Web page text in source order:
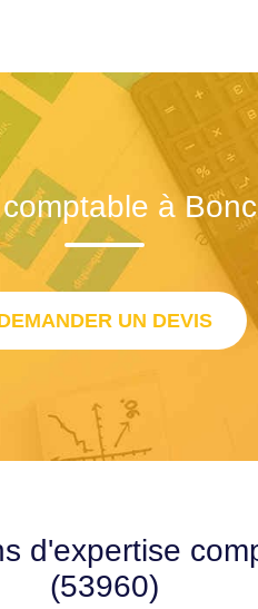
à
UN DEVIS
d'expertise
(53960)